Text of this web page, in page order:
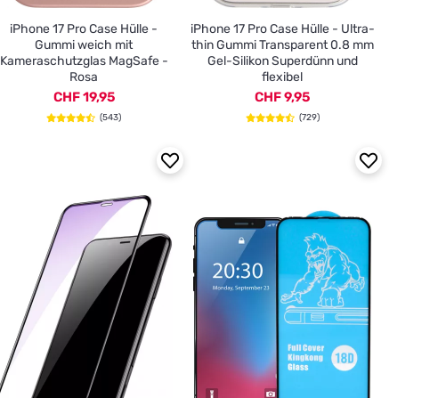
iPhone 17 Pro Case Hülle -
Gummi weich mit
Kameraschutzglas MagSafe -
Rosa
CHF 19,95
(543)
iPhone 17 Pro Case Hülle - Ultra-
thin Gummi Transparent 0.8 mm
Gel-Silikon Superdünn und
flexibel
CHF 9,95
(729)